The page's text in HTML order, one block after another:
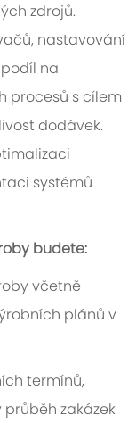
zdrojů.
nastavování
na
procesů s cílem
dodávek.
systémů
budete:
včetně
plánů v
termínů,
zakázek